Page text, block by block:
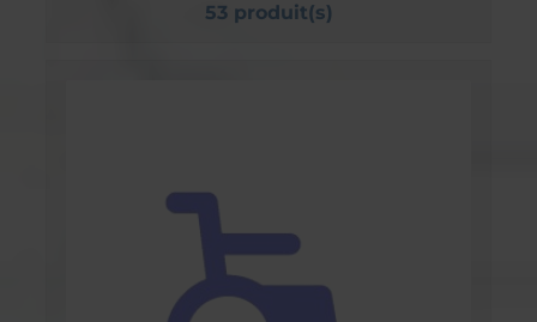
53 produit(s)